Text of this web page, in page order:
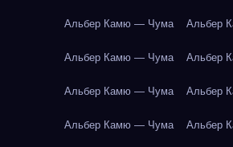
Альбер Камю — Чума Альбер
Альбер Камю — Чума Альбер
Альбер Камю — Чума Альбер
Альбер Камю — Чума Альбер